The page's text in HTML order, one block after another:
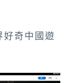
好奇中國遊